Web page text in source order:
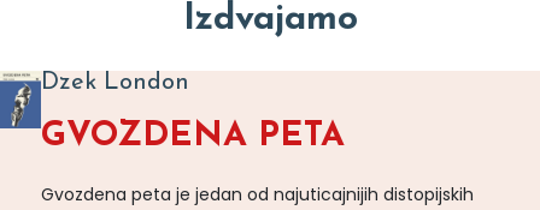
Izdvajamo
Dzek London
GVOZDENA PETA
Gvozdena peta je jedan od najuticajnijih distopijskih